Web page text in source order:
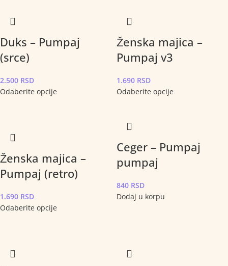
Duks – Pumpaj
(srce)
2.500 RSD
Odaberite opcije
Ženska majica –
Pumpaj v3
1.690 RSD
Odaberite opcije
Ženska majica –
Pumpaj (retro)
1.690 RSD
Odaberite opcije
Ceger – Pumpaj
pumpaj
840 RSD
Dodaj u korpu